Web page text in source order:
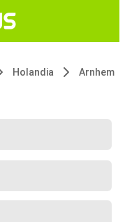
Holandia Arnhem